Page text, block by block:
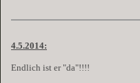
4.5.2014:
Endlich ist er "da"!!!!